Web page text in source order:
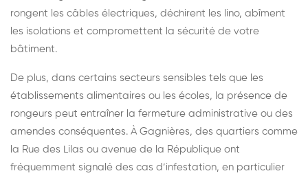
rongent les câbles électriques, déchirent les lino, abîment
les isolations et compromettent la sécurité de votre
bâtiment.
De plus, dans certains secteurs sensibles tels que les
établissements alimentaires ou les écoles, la présence de
rongeurs peut entraîner la fermeture administrative ou des
amendes conséquentes. À Gagnières, des quartiers comme
la Rue des Lilas ou avenue de la République ont
fréquemment signalé des cas d’infestation, en particulier